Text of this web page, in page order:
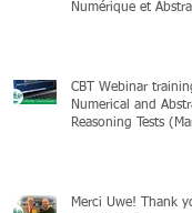
Numérique et
CBT Webinar
Numerical and
Reasoning Tests
Merci Uwe! Thank